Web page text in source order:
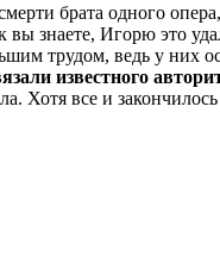
смерти брата одного
знаете, Игорю это
трудом, ведь у них
известного
Хотя все и